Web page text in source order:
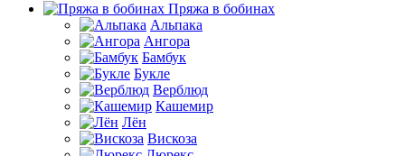
Пряжа в бобинах
Альпака
Ангора
Бамбук
Букле
Верблюд
Кашемир
Лён
Вискоза